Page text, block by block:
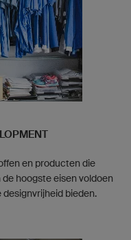
en producten die
hoogste eisen voldoen
bieden.